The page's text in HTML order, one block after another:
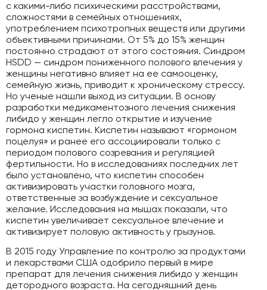
с какими-либо психическими расстройствами,
сложностями в семейных отношениях,
употреблением психотропных веществ или другими
объективными причинами. От 5% до 15% женщин
постоянно страдают от этого состояния. Синдром
HSDD — синдром пониженного полового влечения у
женщины негативно влияет на ее самооценку,
семейную жизнь, приводит к хроническому стрессу.
Но ученые нашли выход из ситуации. В основу
разработки медикаментозного лечения снижения
либидо у женщин легло открытие и изучение
гормона киспетин. Киспетин называют «гормоном
поцелуя» и ранее его ассоциировали только с
периодом полового созревания и регуляцией
фертильности. Но в исследованиях последних лет
было установлено, что киспетин способен
активизировать участки головного мозга,
ответственные за возбуждение и сексуальное
желание. Исследования на мышах показали, что
киспетин увеличивает сексуальное влечение и
активизирует половую активность у грызунов.
В 2015 году Управление по контролю за продуктами
и лекарствами США одобрило первый в мире
препарат для лечения снижения либидо у женщин
детородного возраста. На сегодняшний день